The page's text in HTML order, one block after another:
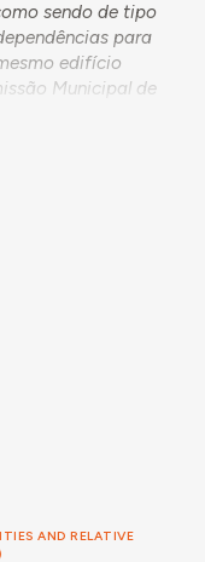
sendo de tipo
para
edifício
Municipal de
realizadas
bailes, concertos
Unidos da
sócios vinham
do Arelho e
era sua
médica e
e de morte.
Moinhos se
entre a
do tempo.
organizavam
AND RELATIVE